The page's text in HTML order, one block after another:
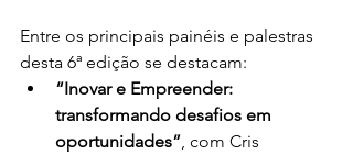
Entre os principais painéis e palestras
desta 6ª edição se destacam:
“Inovar e Empreender:
transformando desafios em
oportunidades” , com Cris